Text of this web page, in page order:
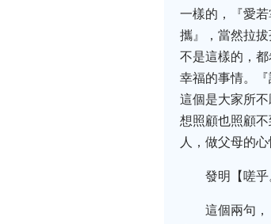
一樣的，『愛
攜』，當然拉
不是這樣的，
幸福的事情。
這個是大家所
想照顧也照顧
人，做父母的
發明【嗟乎
這個兩句